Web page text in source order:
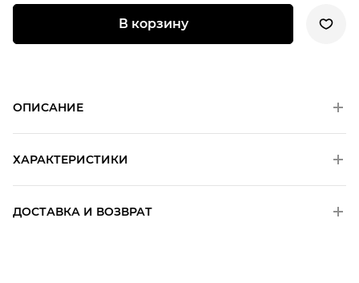
В корзину
ОПИСАНИЕ
ХАРАКТЕРИСТИКИ
ДОСТАВКА И ВОЗВРАТ